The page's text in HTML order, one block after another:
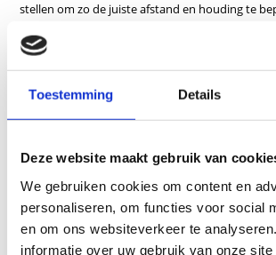
Toestemming Details
Deze website maakt gebruik van
We gebruiken cookies om content en
personaliseren, om functies voor social
en om ons websiteverkeer te
informatie over uw gebruik van onze site
stellen om zo de juiste afstand en houding te
Kenmerken
Inclusief bewegingsbegrenzers en
Speciale geluidsreducerende elementen
Eenvoudige instelling van de startpositie
Pneumatische veerondersteunde
zit
Tot bijna liggende en in hoek verstelbare